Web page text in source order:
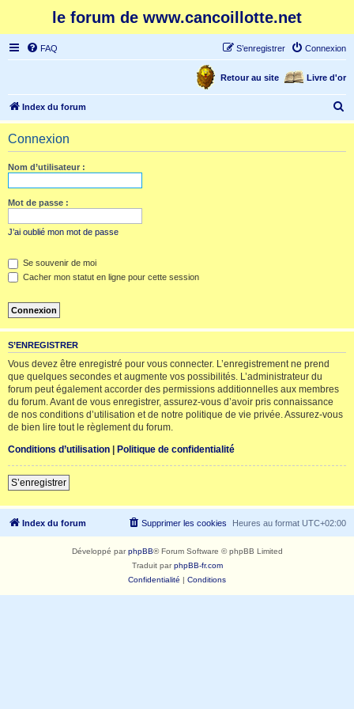
le forum de www.cancoillotte.net
FAQ Connexion
S’enregistrer
Livre d'or
Retour au site
Index du forum
e
Connexion
Nom d’utilisateur :
Mot de passe :
J’ai oublié mon mot de passe
Se souvenir de moi
Cacher mon statut en ligne pour cette session
S’ENREGISTRER
Vous devez être enregistré pour vous connecter. L’enregistrement ne prend
que quelques secondes et augmente vos possibilités. L’administrateur du
forum peut également accorder des permissions additionnelles aux membres
du forum. Avant de vous enregistrer, assurez-vous d’avoir pris connaissance
de nos conditions d’utilisation et de notre politique de vie privée. Assurez-vous
de bien lire tout le règlement du forum.
Conditions d’utilisation | Politique de confidentialité
S’enregistrer
Index du forum Heures au format UTC+02:00
Supprimer les cookies
Développé parphpBB® Forum Software © phpBB Limited
Traduit parphpBB-fr.com
Confidentialité | Conditions